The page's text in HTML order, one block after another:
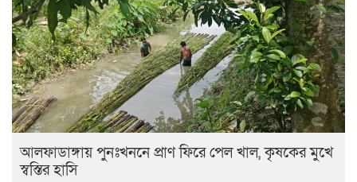
আলফাডাঙ্গায় পুনঃখননে প্রাণ ফিরে পেল খাল, কৃষকের মুখে
স্বস্তির হাসি